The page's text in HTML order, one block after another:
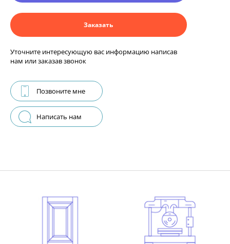
Заказать
Уточните интересующую вас информацию написав
нам или заказав звонок
Позвоните мне
Написать нам